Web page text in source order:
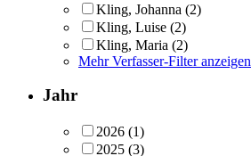
Kling, Johanna (2)
Kling, Luise (2)
Kling, Maria (2)
Mehr Verfasser-Filter anzeigen
Jahr
2026 (1)
2025 (3)